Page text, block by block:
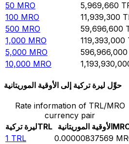
50 MRO 5,969,660
100 MRO 11,939,300
500 MRO 59,696,600
1,000 MRO 119,393,000
5,000 MRO 596,966,000
10,000 MRO
حوِّل ليرة تركية إلى الأوقية الموريتانية
Rate information of TRL/MRO
currency pair
ليرة تركيةTRL الأوقية الموريتانية
1 TRL 0.00000837569